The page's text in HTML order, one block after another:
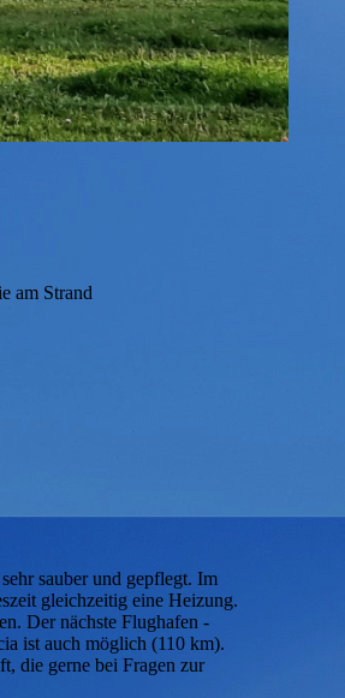
am Strand
sauber und gepflegt. Im
gleichzeitig eine Heizung.
Der nächste Flughafen -
ist auch möglich (110 km).
die gerne bei Fragen zur